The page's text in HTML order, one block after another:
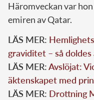
Häromveckan var
emiren av Qatar.
LÄS MER:
graviditet – så doldes
LÄS MER:Avslöjat:
äktenskapet med
LÄS MER: Drottning